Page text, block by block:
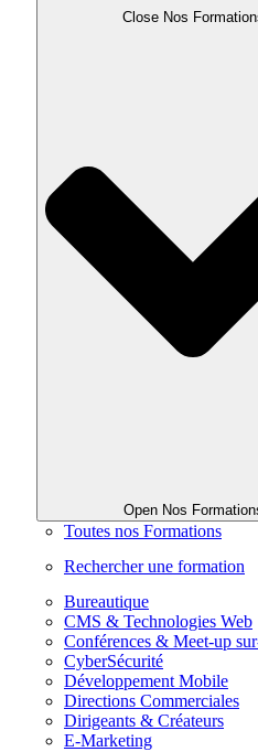
Close Nos
Open Nos
Toutes nos Formations
Rechercher une formation
Bureautique
CMS & Technologies Web
Conférences & Meet-up
CyberSécurité
Développement Mobile
Directions Commerciales
Dirigeants & Créateurs
E-Marketing